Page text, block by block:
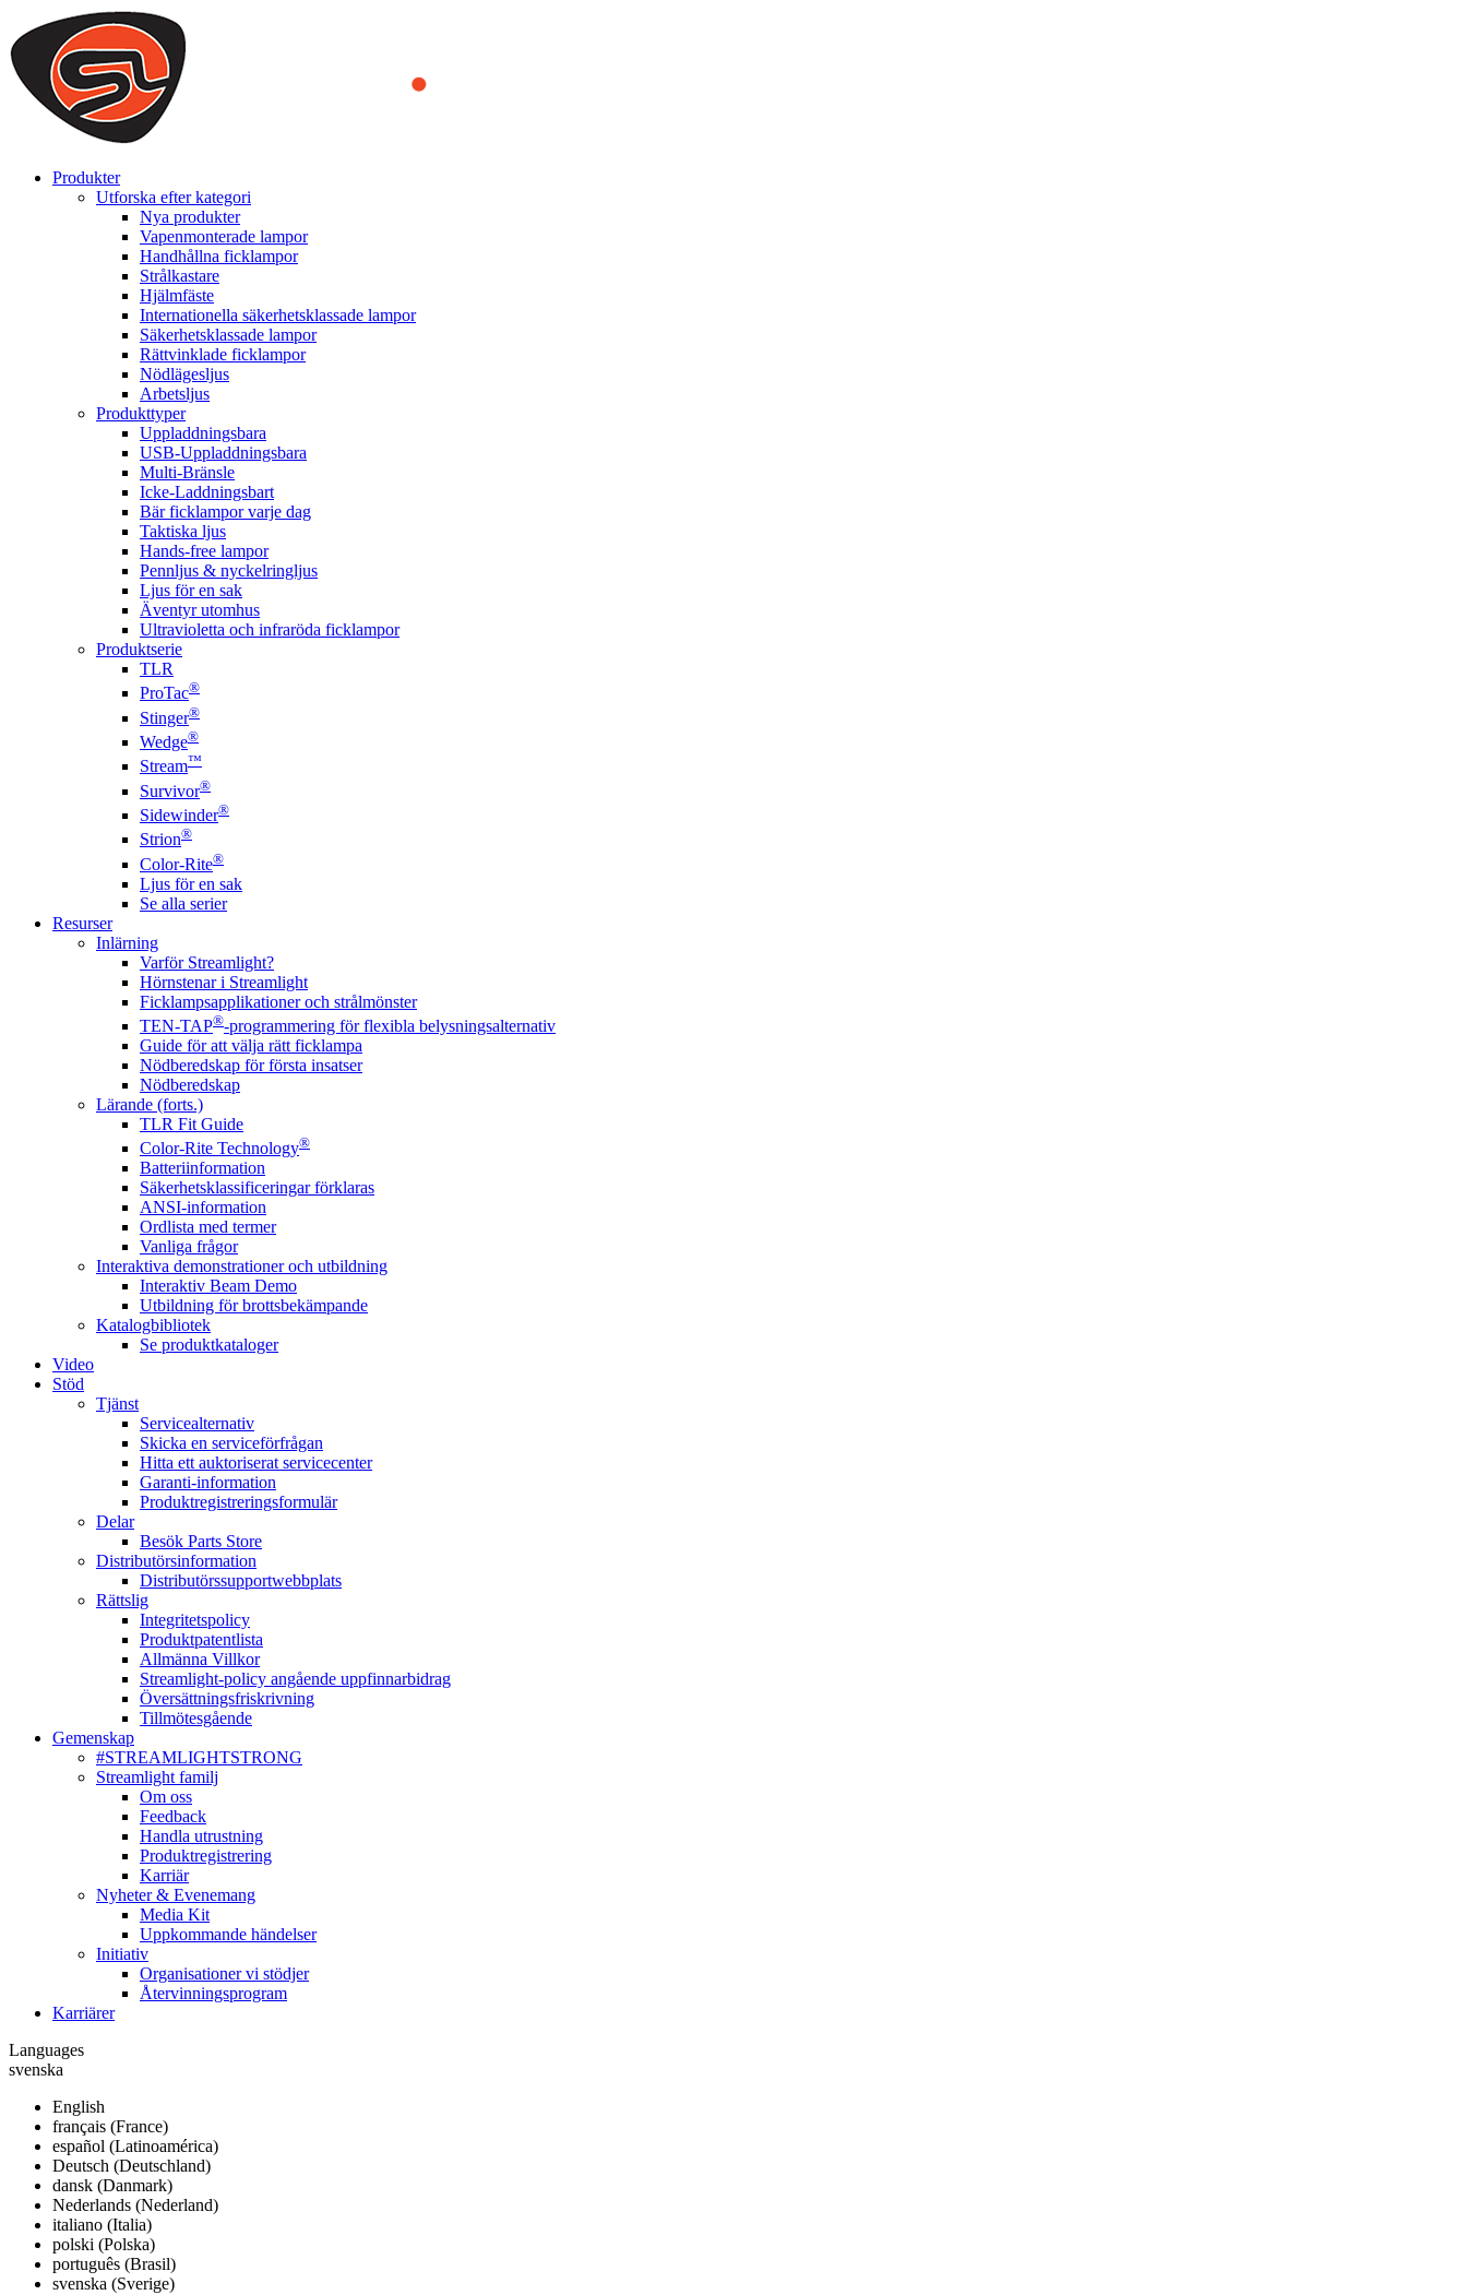
We use cookies to ensure that we provide you the best experience on our website. By continuing to browse this website, you accept that cookies are used to help us analyze how the website is used and to offer
you a better experience. To learn more or to find out how you can disable cookies, you can access our
ACCEPT AND CLOSE
Produkter
Utforska efter kategori
Nya produkter
Vapenmonterade lampor
Handhållna ficklampor
Strålkastare
Hjälmfäste
Internationella säkerhetsklassade lampor
Säkerhetsklassade lampor
Rättvinklade ficklampor
Nödlägesljus
Arbetsljus
Produkttyper
Uppladdningsbara
USB-Uppladdningsbara
Multi-Bränsle
Icke-Laddningsbart
Bär ficklampor varje dag
Taktiska ljus
Hands-free lampor
Pennljus & nyckelringljus
Ljus för en sak
Äventyr utomhus
Ultravioletta och infraröda ficklampor
Produktserie
TLR
ProTac®
Stinger®
Wedge®
Stream™
Survivor®
Sidewinder®
Strion®
Color-Rite®
Ljus för en sak
Se alla serier
Resurser
Inlärning
Varför Streamlight?
Hörnstenar i Streamlight
Ficklampsapplikationer och strålmönster
TEN-TAP®-programmering för flexibla belysningsalternativ
Guide för att välja rätt ficklampa
Nödberedskap för första insatser
Nödberedskap
Lärande (forts.)
TLR Fit Guide
Color-Rite Technology®
Batteriinformation
Säkerhetsklassificeringar förklaras
ANSI-information
Ordlista med termer
Vanliga frågor
Interaktiva demonstrationer och utbildning
Interaktiv Beam Demo
Utbildning för brottsbekämpande
Katalogbibliotek
Se produktkataloger
Video
Stöd
Tjänst
Servicealternativ
Skicka en serviceförfrågan
Hitta ett auktoriserat servicecenter
Garanti-information
Produktregistreringsformulär
Delar
Besök Parts Store
Distributörsinformation
Distributörssupportwebbplats
Rättslig
Integritetspolicy
Produktpatentlista
Allmänna Villkor
Streamlight-policy angående uppfinnarbidrag
Översättningsfriskrivning
Tillmötesgående
Gemenskap
#STREAMLIGHTSTRONG
Streamlight familj
Om oss
Feedback
Handla utrustning
Produktregistrering
Karriär
Nyheter & Evenemang
Media Kit
Uppkommande händelser
Initiativ
Organisationer vi stödjer
Återvinningsprogram
Karriärer
Languages
svenska
English
français (France)
español (Latinoamérica)
Deutsch (Deutschland)
dansk (Danmark)
Nederlands (Nederland)
italiano (Italia)
polski (Polska)
português (Brasil)
svenska (Sverige)